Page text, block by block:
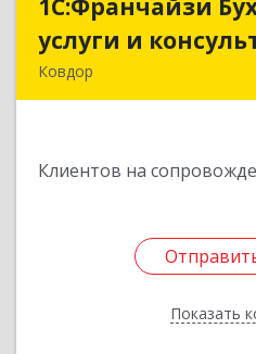
1С:Франчайзи
услуги и
Ковдор
Клиентов на
Показать
1С:Франчайзи
услуги